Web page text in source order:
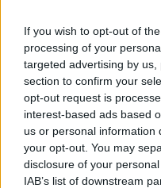
If you wish to opt-out of
processing of your
targeted advertising by
section to confirm your
opt-out request is
interest-based ads based
us or personal information
your opt-out. You may
disclosure of your
IAB’s list of downstream